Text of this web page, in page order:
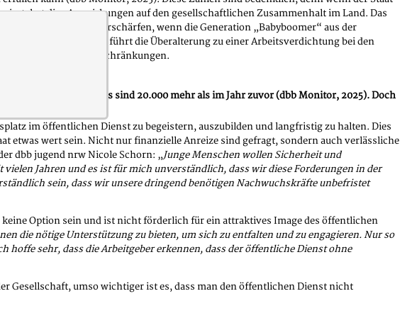
noch bevor. Dies sind 20.000 mehr als im Jahr zuvor (dbb Monitor, 2025). Doch
hat dies Auswirkungen auf den gesellschaftlichen Zusammenhalt im Land. Das
den Staat wird sich verschärfen, wenn die Generation „Babyboomer“ aus der
Schon jetzt führt die Überalterung zu einer Arbeitsverdichtung bei den
und zu Leistungseinschränkungen.
im öffentlichen Dienst zu begeistern, auszubilden und langfristig zu halten. Dies
etwas wert sein. Nicht nur finanzielle Anreize sind gefragt, sondern auch verlässliche
dbb jugend nrw Nicole Schorn: „Junge Menschen wollen Sicherheit und
Jahren und es ist für mich unverständlich, dass wir diese Forderungen in der
sein, dass wir unsere dringend benötigen Nachwuchskräfte unbefristet
Option sein und ist nicht förderlich für ein attraktives Image des öffentlichen
die nötige Unterstützung zu bieten, um sich zu entfalten und zu engagieren. Nur so
sehr, dass die Arbeitgeber erkennen, dass der öffentliche Dienst ohne
Gesellschaft, umso wichtiger ist es, dass man den öffentlichen Dienst nicht